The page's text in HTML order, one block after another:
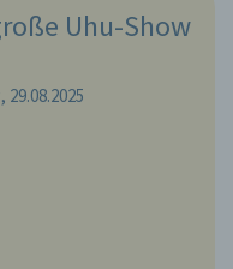
Uhu-Show